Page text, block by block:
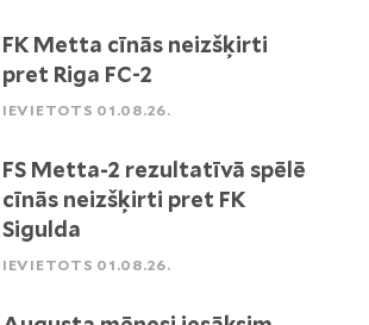
FK Metta cīnās neizšķirti
pret Riga FC-2
IEVIETOTS 01.08.26.
FS Metta-2 rezultatīvā spēlē
cīnās neizšķirti pret FK
Sigulda
IEVIETOTS 01.08.26.